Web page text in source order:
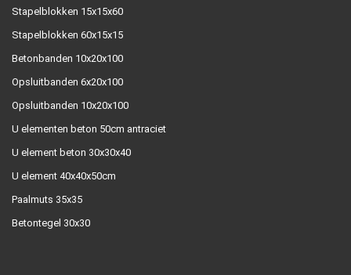
Stapelblokken 15x15x60
Stapelblokken 60x15x15
Betonbanden 10x20x100
Opsluitbanden 6x20x100
Opsluitbanden 10x20x100
U elementen beton 50cm antraciet
U element beton 30x30x40
U element 40x40x50cm
Paalmuts 35x35
Betontegel 30x30